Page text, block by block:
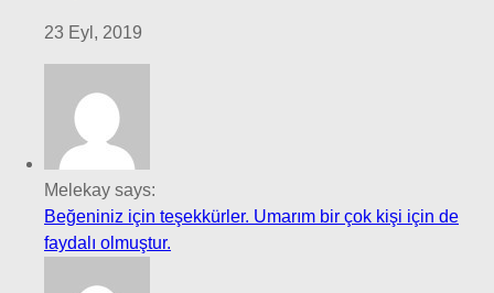
23 Eyl, 2019
Melekay says:
Beğeniniz için teşekkürler. Umarım bir çok kişi için de
faydalı olmuştur.